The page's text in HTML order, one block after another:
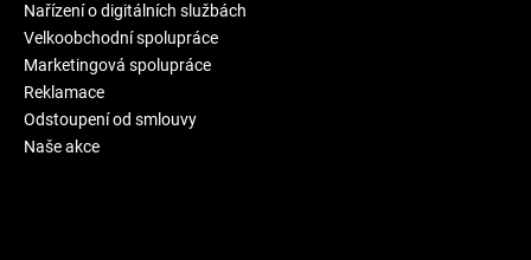
Nařízení o digitálních službách
Velkoobchodní spolupráce
Marketingová spolupráce
Reklamace
Odstoupení od smlouvy
Naše akce